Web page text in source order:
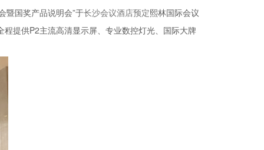
暨国奖产品说明会”于长沙会议酒店预定熙林国际会议
程提供P2主流高清显示屏、专业数控灯光、国际大牌